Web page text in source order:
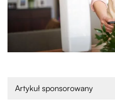
Artykuł sponsorowany